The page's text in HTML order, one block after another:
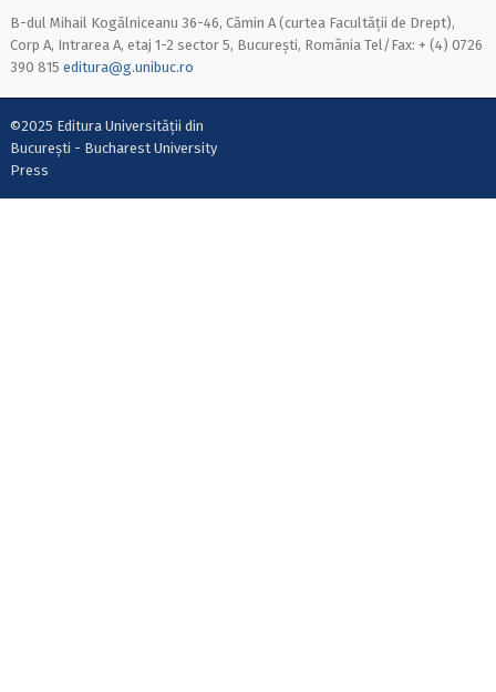
B-dul Mihail Kogălniceanu 36-46, Cămin A (curtea Facultății de Drept),
Corp A, Intrarea A, etaj 1-2 sector 5, București, România Tel/Fax: + (4) 0726
390 815 editura@g.unibuc.ro
©2025 Editura Universității din
București - Bucharest University
Press